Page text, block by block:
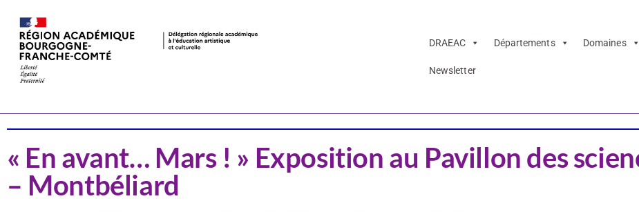
DRAEAC Départements Domaines
Newsletter
« En avant… Mars ! » Exposition au Pavillon des
– Montbéliard